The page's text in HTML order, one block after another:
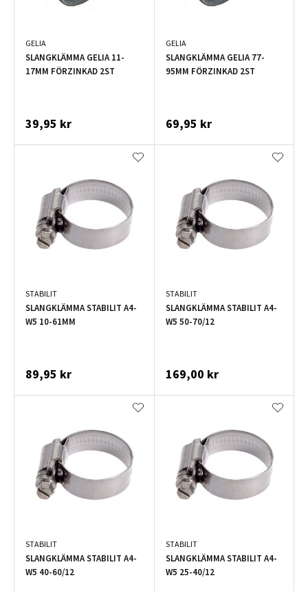
GELIA
SLANGKLÄMMA GELIA 11-
17MM FÖRZINKAD 2ST
39,95 kr
GELIA
SLANGKLÄMMA GELIA 77-
95MM FÖRZINKAD 2ST
69,95 kr
STABILIT
SLANGKLÄMMA STABILIT A4-
W5 10-61MM
89,95 kr
STABILIT
SLANGKLÄMMA STABILIT A4-
W5 50-70/12
169,00 kr
STABILIT
SLANGKLÄMMA STABILIT A4-
W5 40-60/12
STABILIT
SLANGKLÄMMA STABILIT A4-
W5 25-40/12